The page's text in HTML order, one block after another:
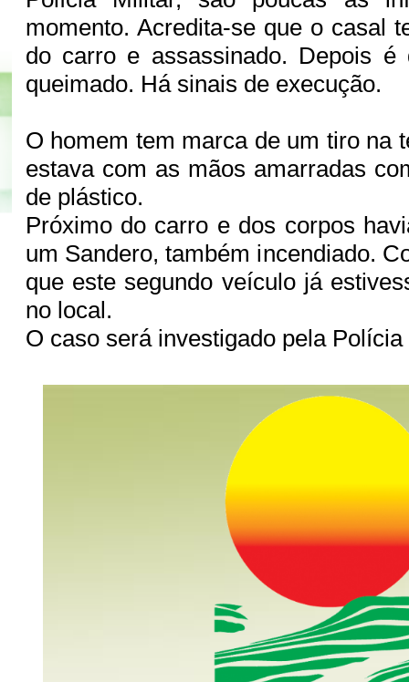
momento. Acredita-se que o casal
do carro e assassinado. Depois
queimado. Há sinais de execução.
O homem tem marca de um tiro na
estava com as mãos amarradas
de plástico.
Próximo do carro e dos corpos
um Sandero, também incendiado.
que este segundo veículo já
no local.
O caso será investigado pela